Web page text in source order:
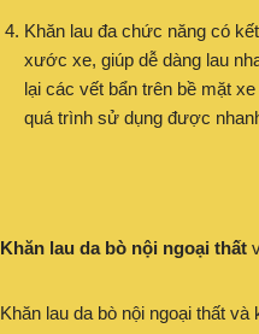
Khăn lau đa chức năng có
xước xe, giúp dễ dàng lau
lại các vết bẩn trên bề mặt
quá trình sử dụng được
Khăn lau da bò nội ngoại thất
Khăn lau da bò nội ngoại thất và